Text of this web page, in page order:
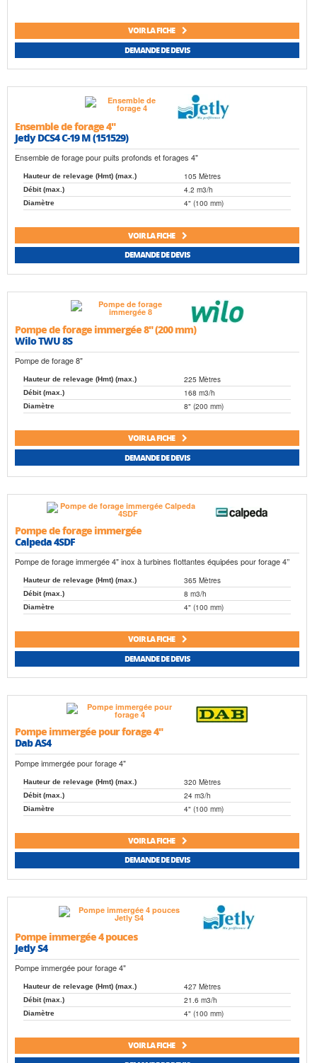
VOIR LA FICHE
DEMANDE DE DEVIS
Ensemble de forage 4"
Jetly DCS4 C-19 M (151529)
Ensemble de forage pour puits profonds et forages 4"
Hauteur de relevage (Hmt) (max.) 105 Mètres
Débit (max.) 4.2 m3/h
Diamètre 4" (100 mm)
VOIR LA FICHE
DEMANDE DE DEVIS
Pompe de forage immergée 8" (200 mm)
Wilo TWU 8S
Pompe de forage 8"
Hauteur de relevage (Hmt) (max.) 225 Mètres
Débit (max.) 168 m3/h
Diamètre 8" (200 mm)
VOIR LA FICHE
DEMANDE DE DEVIS
Pompe de forage immergée
Calpeda 4SDF
Pompe de forage immergée 4" inox à turbines flottantes équipées pour forage 4’’
Hauteur de relevage (Hmt) (max.) 365 Mètres
Débit (max.) 8 m3/h
Diamètre 4" (100 mm)
VOIR LA FICHE
DEMANDE DE DEVIS
Pompe immergée pour forage 4"
Dab AS4
Pompe immergée pour forage 4"
Hauteur de relevage (Hmt) (max.) 320 Mètres
Débit (max.) 24 m3/h
Diamètre 4" (100 mm)
VOIR LA FICHE
DEMANDE DE DEVIS
Pompe immergée 4 pouces
Jetly S4
Pompe immergée pour forage 4"
Hauteur de relevage (Hmt) (max.) 427 Mètres
Débit (max.) 21.6 m3/h
Diamètre 4" (100 mm)
VOIR LA FICHE